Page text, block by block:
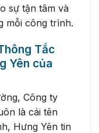
sự tận tâm và
mỗi công trình.
Tắc
Yên của
Công ty
là cái tên
Hưng Yên tin